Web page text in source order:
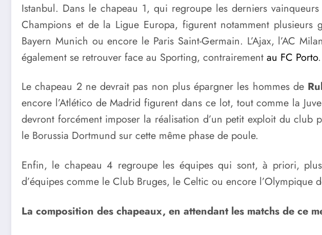
Istanbul. Dans le chapeau 1, qui regroupe les derniers
Champions et de la Ligue Europa, figurent notamment
Bayern Munich ou encore le Paris Saint-Germain. L’Ajax, l’AC
également se retrouver face au Sporting, contrairement au FC Porto.
Le chapeau 2 ne devrait pas non plus épargner les hommes de
encore l’Atlético de Madrid figurent dans ce lot, tout comme la
devront forcément imposer la réalisation d’un petit exploit du club
le Borussia Dortmund sur cette même phase de poule.
Enfin, le chapeau 4 regroupe les équipes qui sont, à priori,
d’équipes comme le Club Bruges, le Celtic ou encore l’Olympique
La composition des chapeaux, en attendant les matchs de ce